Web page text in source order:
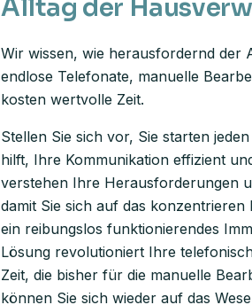
Alltag der
Wir wissen, wie herausfordernd der
endlose Telefonate, manuelle
kosten wertvolle Zeit.
Stellen Sie sich vor, Sie starten
hilft, Ihre Kommunikation effizient
verstehen Ihre Herausforderungen
damit Sie sich auf das
ein reibungslos funktionierendes
Lösung revolutioniert Ihre
Zeit, die bisher für die manuelle
können Sie sich wieder auf das